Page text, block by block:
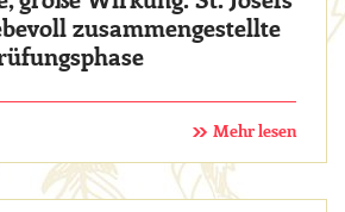
zusammengestellte
Mehr lesen